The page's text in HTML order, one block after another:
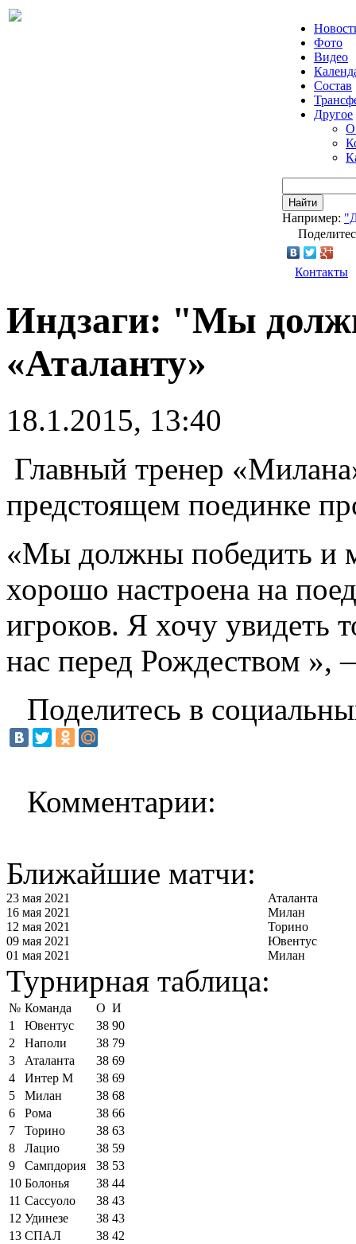
Фото
Видео
Состав
Другое
О
Найти
Например:
Контакты
Индзаги: "Мы
«Аталанту»
18.1.2015, 13:40
Главный тренер
предстоящем поединке
«Мы должны победить и
хорошо настроена на
игроков. Я хочу увидеть
нас перед Рождеством »,
Поделитесь в
Комментарии:
Ближайшие матчи:
23 мая 2021
Аталанта
16 мая 2021
Милан
12 мая 2021
Торино
09 мая 2021
Ювентус
01 мая 2021
Милан
Турнирная таблица:
№ Команда О И
1
Ювентус 38 90
2
Наполи 38 79
3
Аталанта 38 69
4
Интер М 38 69
5
Милан 38 68
6
Рома 38 66
7
Торино 38 63
8
Лацио 38 59
9
Сампдория 38 53
10 Болонья 38 44
11 Сассуоло 38 43
12 Удинезе 38 43
13 СПАЛ 38 42